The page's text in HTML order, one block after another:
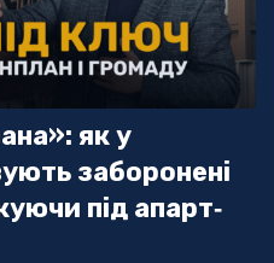
як у
заборонені
під апарт‐